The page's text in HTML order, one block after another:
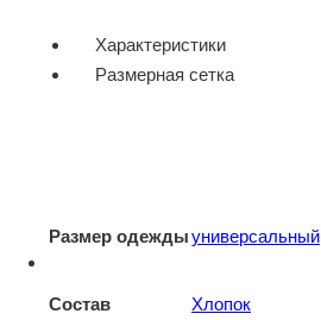
Характеристики
Размерная сетка
Размер одеждыуниверсальный
Состав Хлопок